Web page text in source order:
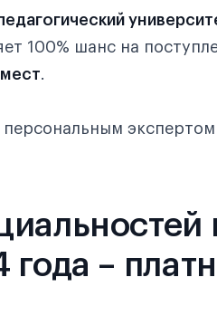
100% шанс на
.
–